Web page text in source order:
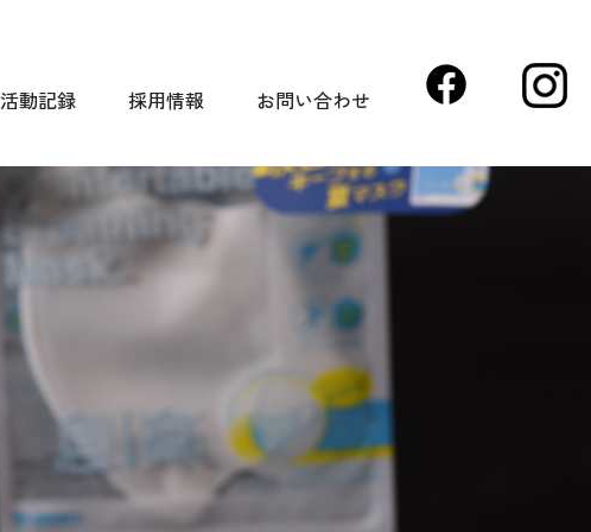
活動記録 採用情報 お問い合わせ